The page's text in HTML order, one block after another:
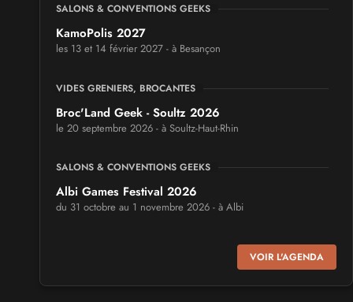
SALONS & CONVENTIONS GEEKS
KamoPolis 2027
les 13 et 14 février 2027 - à Besançon
VIDES GRENIERS, BROCANTES
Broc'Land Geek - Soultz 2026
le 20 septembre 2026 - à Soultz-Haut-Rhin
SALONS & CONVENTIONS GEEKS
Albi Games Festival 2026
du 31 octobre au 1 novembre 2026 - à Albi
Virtual Calais - salon du jeu vidéo et des loisirs
numériques 2026
VOIR L'AGENDA